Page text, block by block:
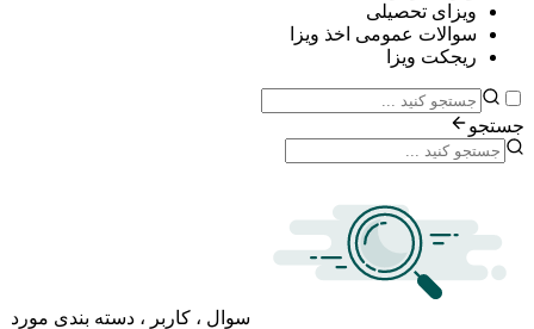
ویزای تحصیلی
سوالات عمومی اخذ ویزا
ریجکت ویزا
جستجو
سوال ، کاربر ، دسته بندی مورد